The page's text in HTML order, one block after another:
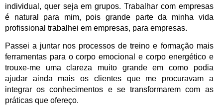
individual, quer seja em grupos. Trabalhar com empresas
é natural para mim, pois grande parte da minha vida
profissional trabalhei em empresas, para empresas.
Passei a juntar nos processos de treino e formação mais
ferramentas para o corpo emocional e corpo energético e
trouxe-me uma clareza muito grande em como podia
ajudar ainda mais os clientes que me procuravam a
integrar os conhecimentos e se transformarem com as
práticas que ofereço.